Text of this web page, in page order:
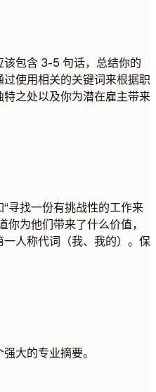
包含 3-5 句话，总结你的
使用相关的关键词来根据职
之处以及你为潜在雇主带来
寻找一份有挑战性的工作来
为他们带来了什么价值，
人称代词（我、我的）。保
大的专业摘要。